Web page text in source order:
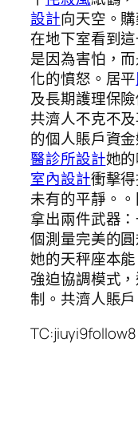
設計向天空。
在地下室看到
是因為害怕，
化的憤怒。居平
及長期護理保
共濟人不克不
的個人賬戶資
醫診所設計她
室內設計衝擊
未有的平靜。
拿出兩件武器
個測量完美的
她的天秤座本
強迫協調模式
制。共濟人賬戶
TC:jiuyi9follow8